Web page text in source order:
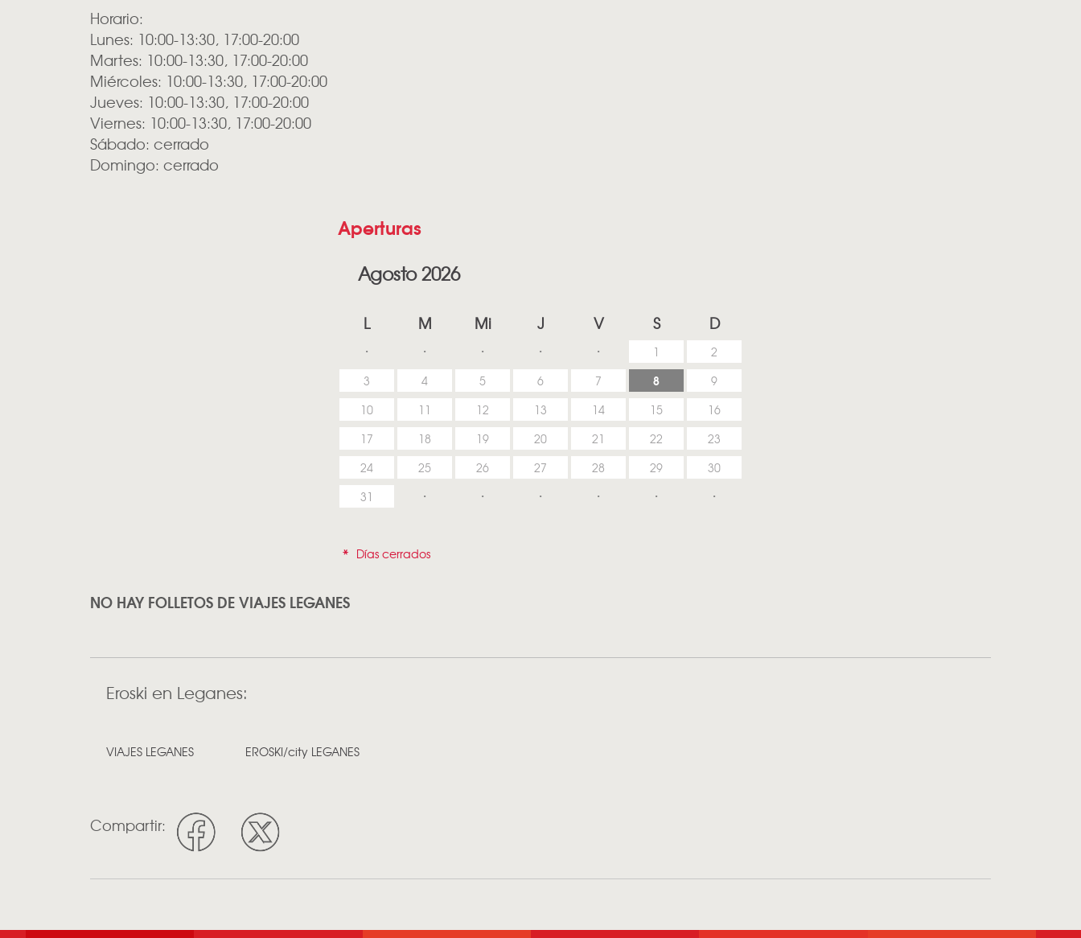
Horario:
Lunes: 10:00-13:30, 17:00-20:00
Martes: 10:00-13:30, 17:00-20:00
Miércoles: 10:00-13:30, 17:00-20:00
Jueves: 10:00-13:30, 17:00-20:00
Viernes: 10:00-13:30, 17:00-20:00
Sábado: cerrado
Domingo: cerrado
Aperturas
Agosto 2026
L M Mi J V S D
1
2
3
4 5 6 7 8
9
10
11 12 13 14 15
16
17
18 19 20 21 22
23
24
25 26 27 28 29
30
31
* Días cerrados
NO HAY FOLLETOS DE VIAJES LEGANES
Eroski en Leganes:
VIAJES LEGANES EROSKI/city LEGANES
Compartir: